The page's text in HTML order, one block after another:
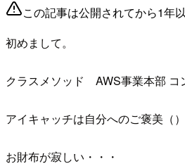
この記事は公開されてから1年
初めまして。
クラスメソッド AWS事業本部 コ
アイキャッチは自分へのご褒美（
お財布が寂しい・・・